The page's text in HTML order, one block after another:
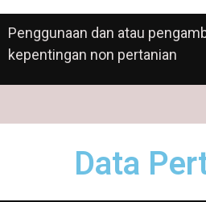
Penggunaan dan atau
kepentingan non pertanian
Data